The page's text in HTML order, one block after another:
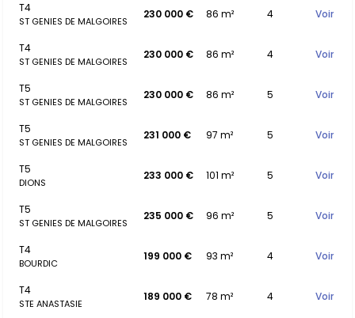
T4
ST GENIES DE MALGOIRES
230 000 € 86 m² 4 Voir
T4
ST GENIES DE MALGOIRES
230 000 € 86 m² 4 Voir
T5
ST GENIES DE MALGOIRES
230 000 € 86 m² 5 Voir
T5
ST GENIES DE MALGOIRES
231 000 € 97 m² 5 Voir
T5
DIONS
233 000 € 101 m² 5 Voir
T5
ST GENIES DE MALGOIRES
235 000 € 96 m² 5 Voir
T4
BOURDIC
199 000 € 93 m² 4 Voir
T4
STE ANASTASIE
189 000 € 78 m² 4 Voir